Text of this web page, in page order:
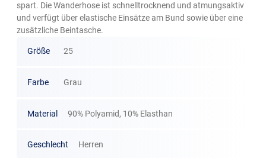
spart. Die Wanderhose ist schnelltrocknend und atmungsaktiv
und verfügt über elastische Einsätze am Bund sowie über eine
zusätzliche Beintasche.
Größe 25
Farbe Grau
Material 90% Polyamid, 10% Elasthan
Geschlecht Herren